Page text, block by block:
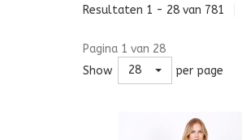
Resultaten 1 - 28 van 781
Pagina 1 van 28
Show
28 per page